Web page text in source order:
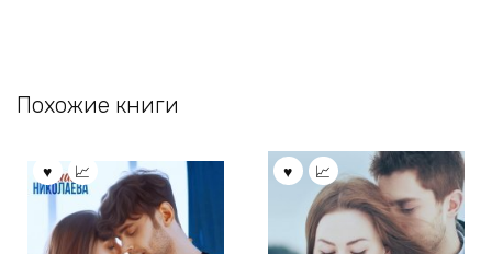
Похожие книги